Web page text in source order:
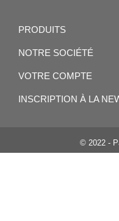
PRODUITS
NOTRE SOCIÉTÉ
VOTRE COMPTE
INSCRIPTION À LA
© 2022 -